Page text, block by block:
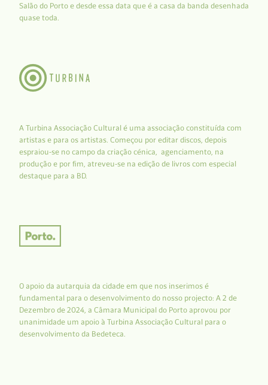
Salão do Porto e desde essa data que é a casa da banda desenhada
quase toda.
A Turbina Associação Cultural é uma associação constituída com
artistas e para os artistas. Começou por editar discos, depois
espraiou-se no campo da criação cénica, agenciamento, na
produção e por fim, atreveu-se na edição de livros com especial
destaque para a BD.
O apoio da autarquia da cidade em que nos inserimos é
fundamental para o desenvolvimento do nosso projecto: A 2 de
Dezembro de 2024, a Câmara Municipal do Porto aprovou por
unanimidade um apoio à Turbina Associação Cultural para o
desenvolvimento da Bedeteca.